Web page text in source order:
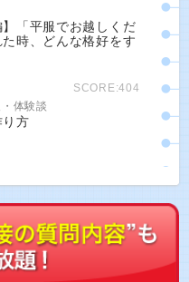
】「平服でお越しくだ
時、どんな格好をす
SCORE:404
体験談
り方